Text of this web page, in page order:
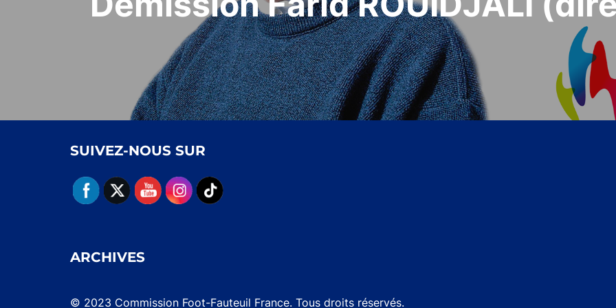
SUIVEZ-NOUS SUR
ARCHIVES
© 2023 Commission Foot-Fauteuil France. Tous droits réservés.